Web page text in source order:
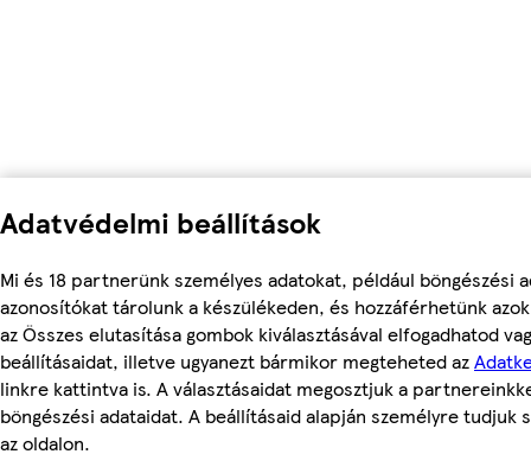
Adatvédelmi beállítások
Mi és 18 partnerünk személyes adatokat, például böngészési
azonosítókat tárolunk a készülékeden, és hozzáférhetünk
az Összes elutasítása gombok kiválasztásával elfogadhatod
beállításaidat, illetve ugyanezt bármikor megteheted az
linkre kattintva is. A választásaidat megosztjuk a
böngészési adataidat. A beállításaid alapján személyre tudjuk
az oldalon.